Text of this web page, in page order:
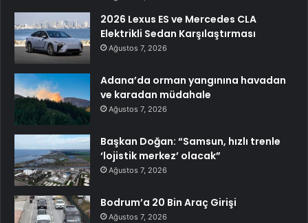
2026 Lexus ES ve Mercedes CLA
Elektrikli Sedan Karşılaştırması
Ağustos 7, 2026
Adana’da orman yangınına havadan
ve karadan müdahale
Ağustos 7, 2026
Başkan Doğan: “Samsun, hızlı trenle
‘lojistik merkez’ olacak”
Ağustos 7, 2026
Bodrum’a 20 Bin Araç Girişi
Ağustos 7, 2026